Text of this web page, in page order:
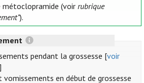
métoclopramide (voirrubrique
).
pendant la grossesse [voir
]
vomissements en début de grossesse